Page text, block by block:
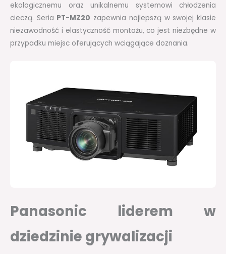
ekologicznemu oraz unikalnemu systemowi chłodzenia
cieczą. Seria PT-MZ20 zapewnia najlepszą w swojej klasie
niezawodność i elastyczność montażu, co jest niezbędne w
przypadku miejsc oferujących wciągające doznania.
Panasonic liderem w
dziedzinie grywalizacji